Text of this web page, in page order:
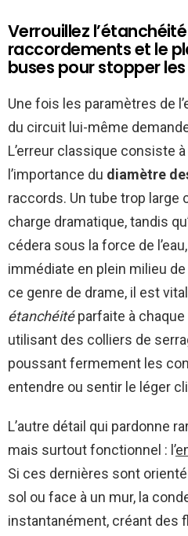
Verrouillez
raccordements et le
buses pour stopper
Une fois les paramètres de
du circuit lui-même
L’erreur classique consiste
l’importance du diamètre
raccords. Un tube trop large
charge dramatique, tandis
cédera sous la force de
immédiate en plein milieu
ce genre de drame, il est
étanchéitéparfaite à
utilisant des colliers de
poussant fermement les
entendre ou sentir le léger
L’autre détail qui pardonne
mais surtout fonctionnel : l’
Si ces dernières sont
sol ou face à un mur, la
instantanément, créant des